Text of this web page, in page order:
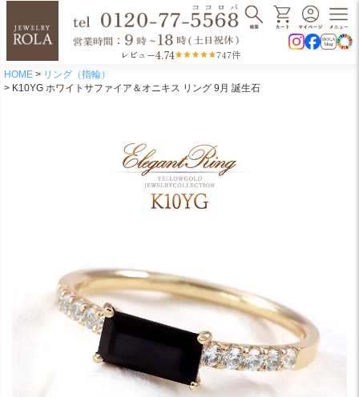
レビュー4.74 747件
HOME
リング（指輪）
K10YG ホワイトサファイア＆オニキス リング 9月 誕生石